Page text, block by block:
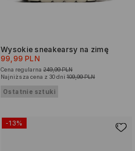
Wysokie sneakearsy na zimę
99,99 PLN
Cena regularna 249,99 PLN
Najniższa cena z 30 dni 109,99 PLN
Ostatnie sztuki
-13%